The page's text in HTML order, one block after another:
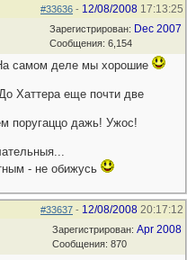
#33636 - 12/08/2008 17:13:25
Зарегистрирован: Dec 2007
Сообщения: 6,154
самом деле мы хорошие
Хаттера еще почти две
поругаццо дажь! Ужос!
- не обижусь
#33637 - 12/08/2008 20:17:12
Зарегистрирован: Apr 2008
Сообщения: 870